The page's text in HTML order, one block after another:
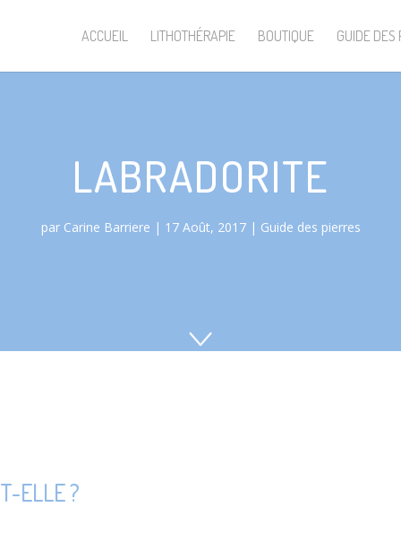
ACCUEIL LITHOTHÉRAPIE BOUTIQUE GUIDE DES
LABRADORITE
par Carine Barriere 17 Août, 2017 Guide des pierres
ELLE ?